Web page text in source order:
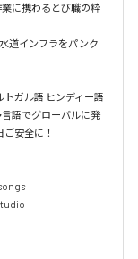
に携わるとび職の粋
道インフラをパンク
トガル語 ヒンディー語
語でグローバルに発
安全に！